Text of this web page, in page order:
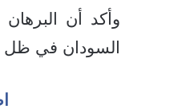
وأكد أن
السودان في ظل